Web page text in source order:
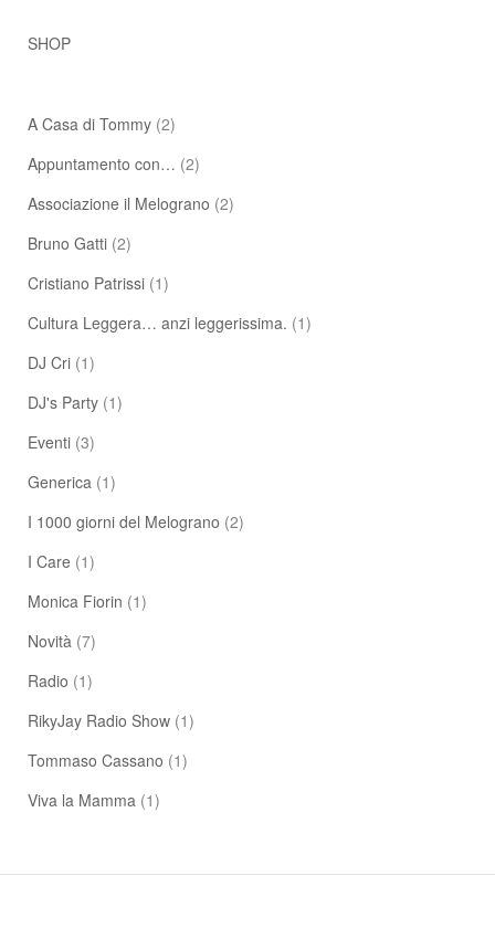
SHOP
A Casa di Tommy (2)
Appuntamento con… (2)
Associazione il Melograno (2)
Bruno Gatti (2)
Cristiano Patrissi (1)
Cultura Leggera… anzi leggerissima. (1)
DJ Cri (1)
DJ's Party (1)
Eventi (3)
Generica (1)
I 1000 giorni del Melograno (2)
I Care (1)
Monica Fiorin (1)
Novità (7)
Radio (1)
RikyJay Radio Show (1)
Tommaso Cassano (1)
Viva la Mamma (1)